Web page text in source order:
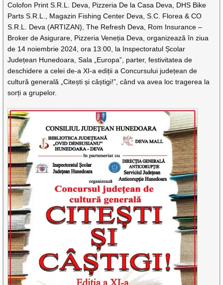
Colofon Print S.R.L. Deva, Pizzeria De la Casa Deva, DHS Bike
Parts S.R.L., Magazin Fishing Center Deva, S.C. Florea & CO
S.R.L. Deva (ARTIZAN), The Refresh Deva, Rom Insurance –
Broker de Asigurare, Pizzeria Veneția Deva, organizează în ziua
de 14 noiembrie 2024, ora 13:00, la Inspectoratul Școlar
Județean Hunedoara, Sala „Europa”, parter, festivitatea de
deschidere a celei de-a XI-a ediții a Concursului județean de
cultură generală „Citești și câștigi!”, când va avea loc tragerea la
sorți a grupelor.